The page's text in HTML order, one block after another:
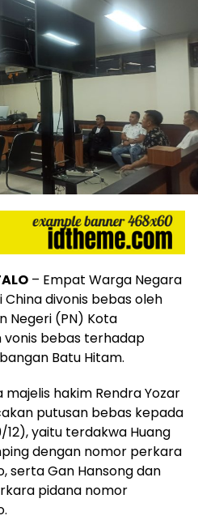
– Empat Warga Negara
China divonis bebas oleh
Negeri (PN) Kota
bebas terhadap
Batu Hitam.
hakim Rendra Yozar
putusan bebas kepada
12), yaitu terdakwa Huang
dengan nomor perkara
serta Gan Hansong dan
pidana nomor